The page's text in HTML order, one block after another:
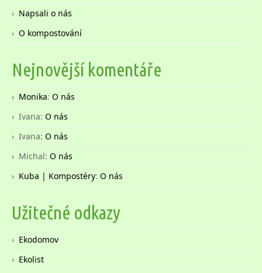
Napsali o nás
O kompostování
Nejnovější komentáře
Monika: O nás
Ivana: O nás
Ivana: O nás
Michal: O nás
Kuba | Kompostéry: O nás
Užitečné odkazy
Ekodomov
Ekolist